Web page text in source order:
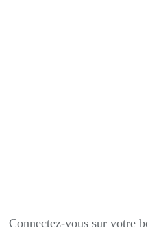
Connectez-vous sur votre